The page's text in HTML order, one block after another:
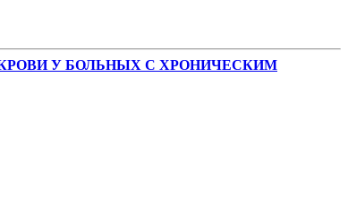
У БОЛЬНЫХ С ХРОНИЧЕСКИМ